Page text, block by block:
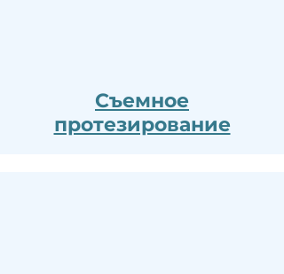
Съемное
протезирование